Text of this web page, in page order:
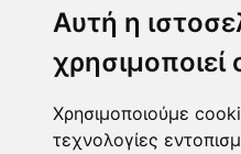
Αυτή η
χρησιμοποιεί
Χρησιμοποιούμε
τεχνολογίες
ΛΟΤΤΟ
ΚΙΝΟ
EXTRA 5